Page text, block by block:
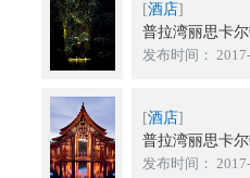
[酒店]
普拉湾丽思卡
发布时间：
[酒店]
普拉湾丽思卡
发布时间：